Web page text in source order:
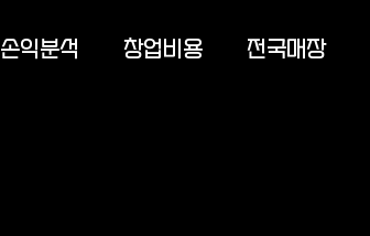
손익분석 창업비용 전국매장